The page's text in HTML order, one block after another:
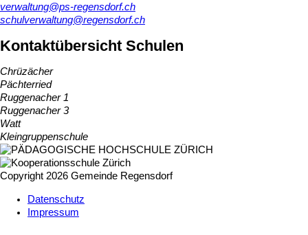
verwaltung@ps-regensdorf.ch
schulverwaltung@regensdorf.ch
Kontaktübersicht Schulen
Chrüzächer
Pächterried
Ruggenacher 1
Ruggenacher 3
Watt
Kleingruppenschule
Copyright 2026 Gemeinde Regensdorf
Datenschutz
Impressum